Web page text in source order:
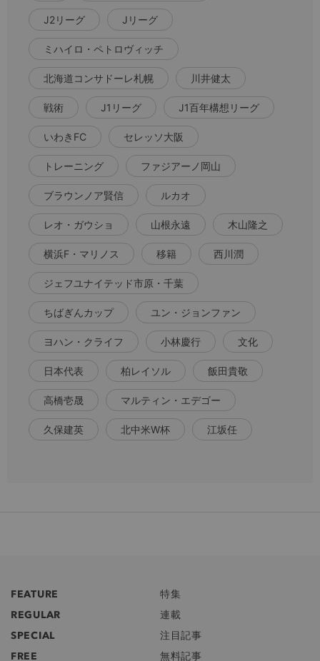
J2リーグ Jリーグ
ミハイロ・ペトロヴィッチ
北海道コンサドーレ札幌 川井健太
戦術 J1リーグ J1百年構想リーグ
いわきFC セレッソ大阪
トレーニング ファジアーノ岡山
ブラウンノア賢信 ルカオ
レオ・ガウショ 山根永遠 木山隆之
横浜F・マリノス 移籍 西川潤
ジェフユナイテッド市原・千葉
ちばぎんカップ ユン・ジョンファン
ヨハン・クライフ 小林慶行 文化
日本代表 柏レイソル 飯田貴敬
高橋壱晟 マルティン・エデゴー
久保建英 北中米W杯 江坂任
FEATURE
特集
REGULAR
連載
SPECIAL
注目記事
FREE
無料記事